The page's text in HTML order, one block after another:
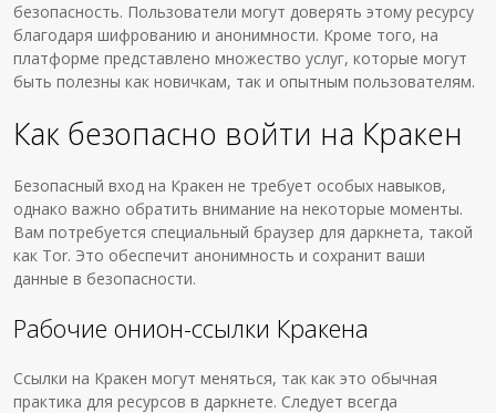
безопасность. Пользователи могут доверять этому ресурсу
благодаря шифрованию и анонимности. Кроме того, на
платформе представлено множество услуг, которые могут
быть полезны как новичкам, так и опытным пользователям.
Как безопасно войти на Кракен
Безопасный вход на Кракен не требует особых навыков,
однако важно обратить внимание на некоторые моменты.
Вам потребуется специальный браузер для даркнета, такой
как Tor. Это обеспечит анонимность и сохранит ваши
данные в безопасности.
Рабочие онион-ссылки Кракена
Ссылки на Кракен могут меняться, так как это обычная
практика для ресурсов в даркнете. Следует всегда